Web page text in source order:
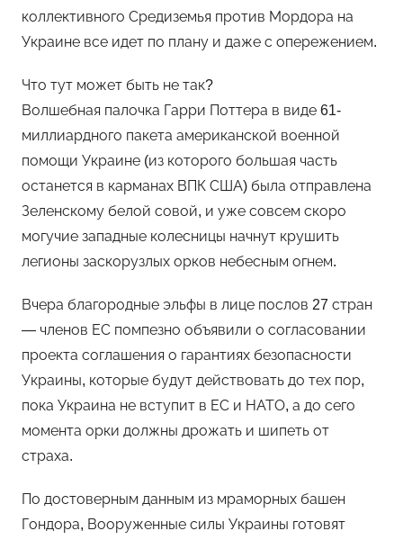
коллективного Средиземья против Мордора на
Украине все идет по плану и даже с опережением.
Что тут может быть не так?
Волшебная палочка Гарри Поттера в виде 61-
миллиардного пакета американской военной
помощи Украине (из которого большая часть
останется в карманах ВПК США) была отправлена
Зеленскому белой совой, и уже совсем скоро
могучие западные колесницы начнут крушить
легионы заскорузлых орков небесным огнем.
Вчера благородные эльфы в лице послов 27 стран
— членов ЕС помпезно объявили о согласовании
проекта соглашения о гарантиях безопасности
Украины, которые будут действовать до тех пор,
пока Украина не вступит в ЕС и НАТО, а до сего
момента орки должны дрожать и шипеть от
страха.
По достоверным данным из мраморных башен
Гондора, Вооруженные силы Украины готовят